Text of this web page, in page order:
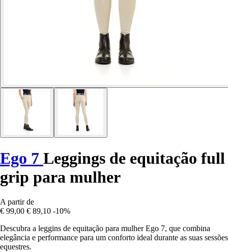
Ego 7 Leggings de equitação full
grip para mulher
A partir de
€ 99,00 € 89,10 -10%
Descubra a leggins de equitação para mulher Ego 7, que combina
elegância e performance para um conforto ideal durante as suas sessões
equestres.